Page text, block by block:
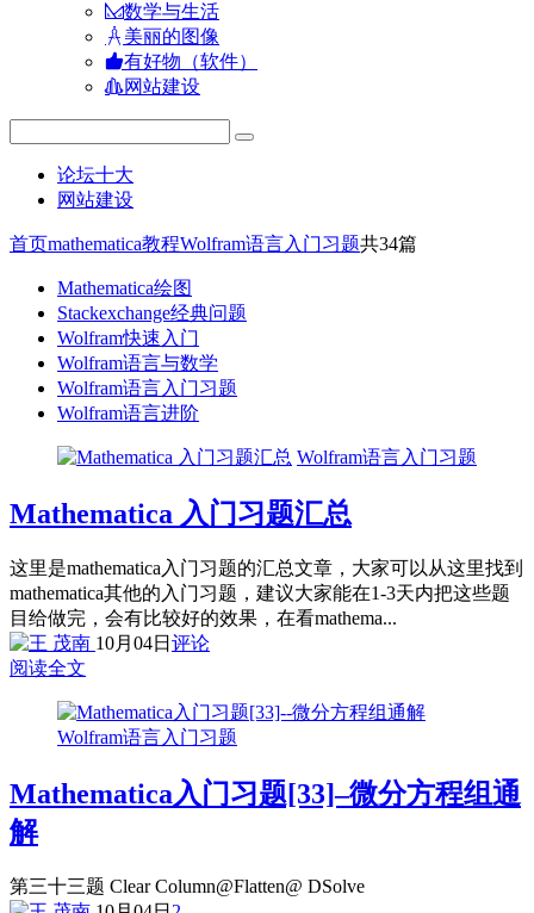
数学与生活
美丽的图像
有好物（软件）
网站建设
论坛十大
网站建设
首页mathematica教程Wolfram语言入门习题共34篇
Mathematica绘图
Stackexchange经典问题
Wolfram快速入门
Wolfram语言与数学
Wolfram语言入门习题
Wolfram语言进阶
Wolfram语言入门习题
Mathematica 入门习题汇总
这里是mathematica入门习题的汇总文章，大家可以从这里找到
mathematica其他的入门习题，建议大家能在1-3天内把这些题
目给做完，会有比较好的效果，在看mathema...
10月04日 评论
阅读全文
Wolfram语言入门习题
Mathematica入门习题[33]–微分方程组通
解
第三十三题 Clear Column@Flatten@ DSolve